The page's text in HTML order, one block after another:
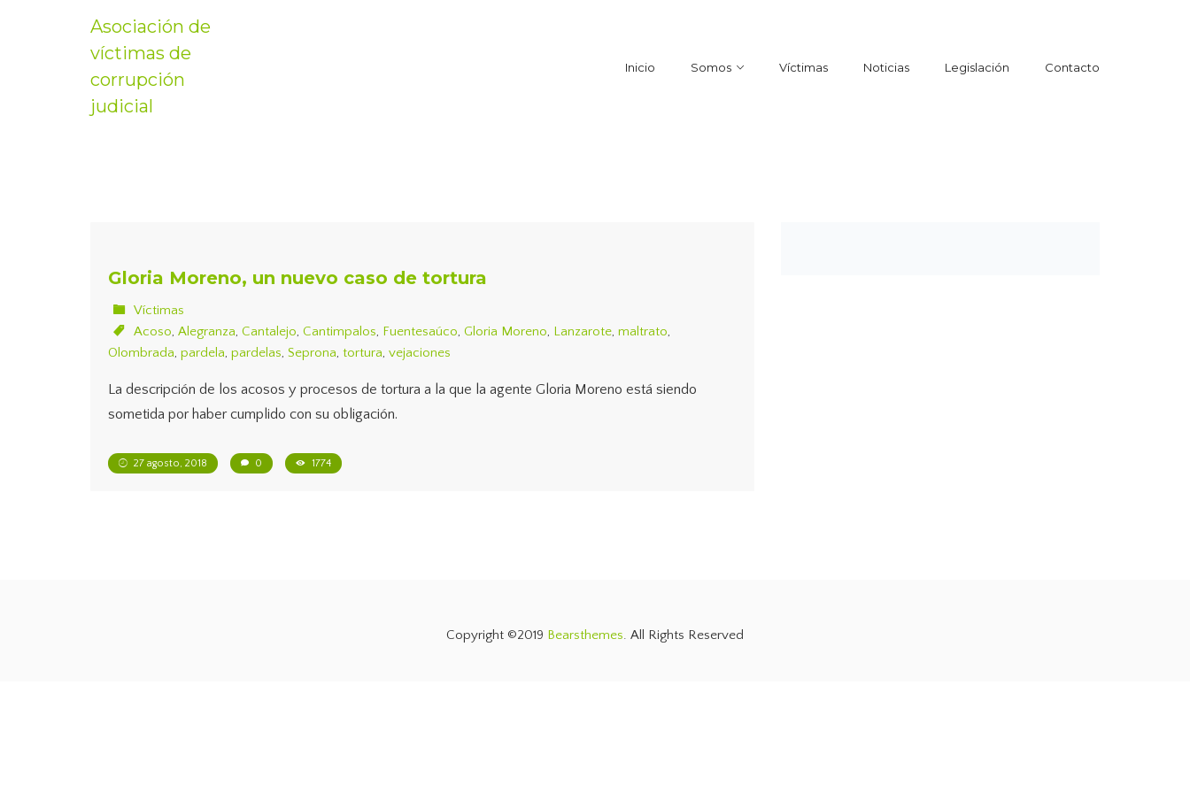
Asociación de
víctimas de
corrupción
judicial
Inicio Somos Víctimas Noticias Legislación Contacto
Gloria Moreno, un nuevo caso de tortura
Víctimas
Acoso, Alegranza, Cantalejo, Cantimpalos, Fuentesaúco, Gloria Moreno, Lanzarote, maltrato,
Olombrada, pardela, pardelas, Seprona, tortura, vejaciones
La descripción de los acosos y procesos de tortura a la que la agente Gloria Moreno está siendo
sometida por haber cumplido con su obligación.
27 agosto, 2018 0 1774
Copyright ©2019 Bearsthemes. All Rights Reserved